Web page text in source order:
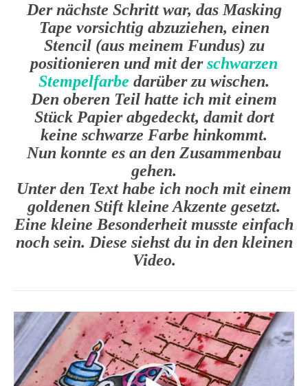
Der nächste Schritt war, das Masking
Tape vorsichtig abzuziehen, einen
Stencil (aus meinem Fundus) zu
positionieren und mit derschwarzen
Stempelfarbe darüber zu wischen.
Den oberen Teil hatte ich mit einem
Stück Papier abgedeckt, damit dort
keine schwarze Farbe hinkommt.
Nun konnte es an den Zusammenbau
gehen.
Unter den Text habe ich noch mit einem
goldenen Stift kleine Akzente gesetzt.
Eine kleine Besonderheit musste einfach
noch sein. Diese siehst du in den kleinen
Video.
Video-
Player